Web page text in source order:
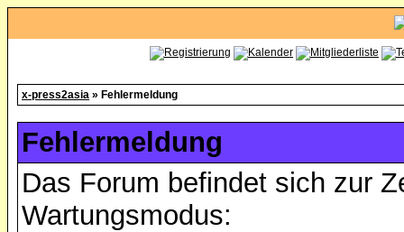
x-press2asia » Fehlermeldung
Fehlermeldung
Das Forum befindet sich zur
Wartungsmodus: